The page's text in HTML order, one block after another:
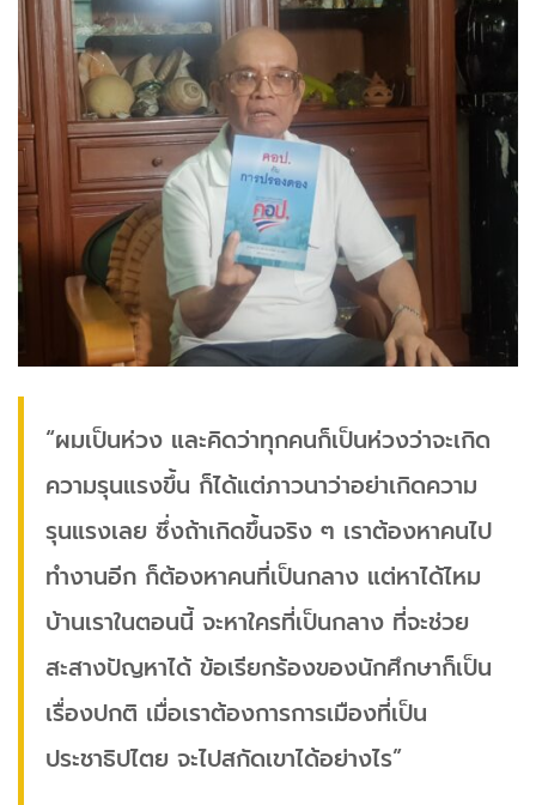
“ผมเป็นห่วง และคิดว่าทุกคนก็เป็นห่วงว่าจะเกิด
ความรุนแรงขึ้น ก็ได้แต่ภาวนาว่าอย่าเกิดความ
รุนแรงเลย ซึ่งถ้าเกิดขึ้นจริง ๆ เราต้องหาคนไป
ทำงานอีก ก็ต้องหาคนที่เป็นกลาง แต่หาได้ไหม
บ้านเราในตอนนี้ จะหาใครที่เป็นกลาง ที่จะช่วย
สะสางปัญหาได้ ข้อเรียกร้องของนักศึกษาก็เป็น
เรื่องปกติ เมื่อเราต้องการการเมืองที่เป็น
ประชาธิปไตย จะไปสกัดเขาได้อย่างไร”